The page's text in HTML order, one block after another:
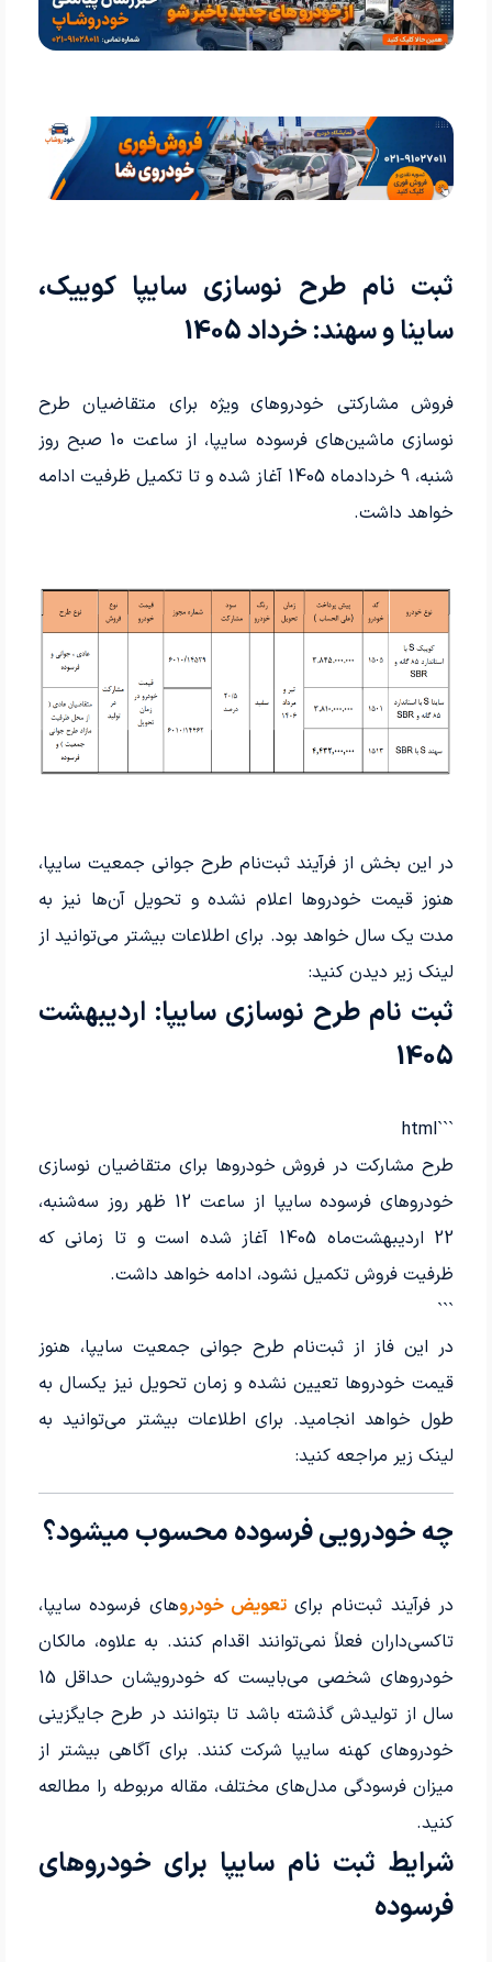
ثبت نام طرح نوسازی سایپا کوییک،
ساینا و سهند: خرداد 1405
فروش مشارکتی خودروهای ویژه برای متقاضیان طرح
نوسازی ماشین‌های فرسوده سایپا، از ساعت 10 صبح روز
شنبه، 9 خردادماه 1405 آغاز شده و تا تکمیل ظرفیت ادامه
خواهد داشت.
در این بخش از فرآیند ثبت‌نام طرح جوانی جمعیت سایپا،
هنوز قیمت خودروها اعلام نشده و تحویل آن‌ها نیز به
مدت یک سال خواهد بود. برای اطلاعات بیشتر می‌توانید از
لینک زیر دیدن کنید:
ثبت نام طرح نوسازی سایپا: اردیبهشت
1405
```html
طرح مشارکت در فروش خودروها برای متقاضیان نوسازی
خودروهای فرسوده سایپا از ساعت 12 ظهر روز سه‌شنبه،
22 اردیبهشت‌ماه 1405 آغاز شده است و تا زمانی که
ظرفیت فروش تکمیل نشود، ادامه خواهد داشت.
```
در این فاز از ثبت‌نام طرح جوانی جمعیت سایپا، هنوز
قیمت خودروها تعیین نشده و زمان تحویل نیز یکسال به
طول خواهد انجامید. برای اطلاعات بیشتر می‌توانید به
لینک زیر مراجعه کنید:
چه خودرویی فرسوده محسوب میشود؟
در فرآیند ثبت‌نام برایتعویض خودروهای فرسوده سایپا،
تاکسی‌داران فعلاً نمی‌توانند اقدام کنند. به علاوه، مالکان
خودروهای شخصی می‌بایست که خودرویشان حداقل 15
سال از تولیدش گذشته باشد تا بتوانند در طرح جایگزینی
خودروهای کهنه سایپا شرکت کنند. برای آگاهی بیشتر از
میزان فرسودگی مدل‌های مختلف، مقاله مربوطه را مطالعه
کنید.
شرایط ثبت نام سایپا برای خودروهای
فرسوده